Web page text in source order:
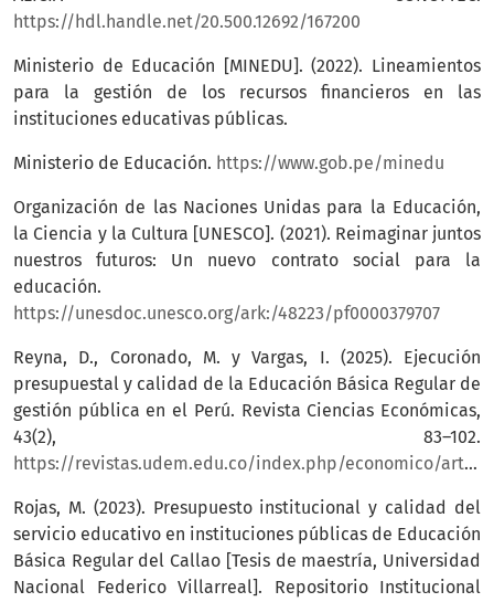
https://hdl.handle.net/20.500.12692/167200
Ministerio de Educación [MINEDU]. (2022). Lineamientos
para la gestión de los recursos financieros en las
instituciones educativas públicas.
Ministerio de Educación. https://www.gob.pe/minedu
Organización de las Naciones Unidas para la Educación,
la Ciencia y la Cultura [UNESCO]. (2021). Reimaginar juntos
nuestros futuros: Un nuevo contrato social para la
educación.
https://unesdoc.unesco.org/ark:/48223/pf0000379707
Reyna, D., Coronado, M. y Vargas, I. (2025). Ejecución
presupuestal y calidad de la Educación Básica Regular de
gestión pública en el Perú. Revista Ciencias Económicas,
43(2), 83–102.
https://revistas.udem.edu.co/index.php/economico/article/view/5083
Rojas, M. (2023). Presupuesto institucional y calidad del
servicio educativo en instituciones públicas de Educación
Básica Regular del Callao [Tesis de maestría, Universidad
Nacional Federico Villarreal]. Repositorio Institucional